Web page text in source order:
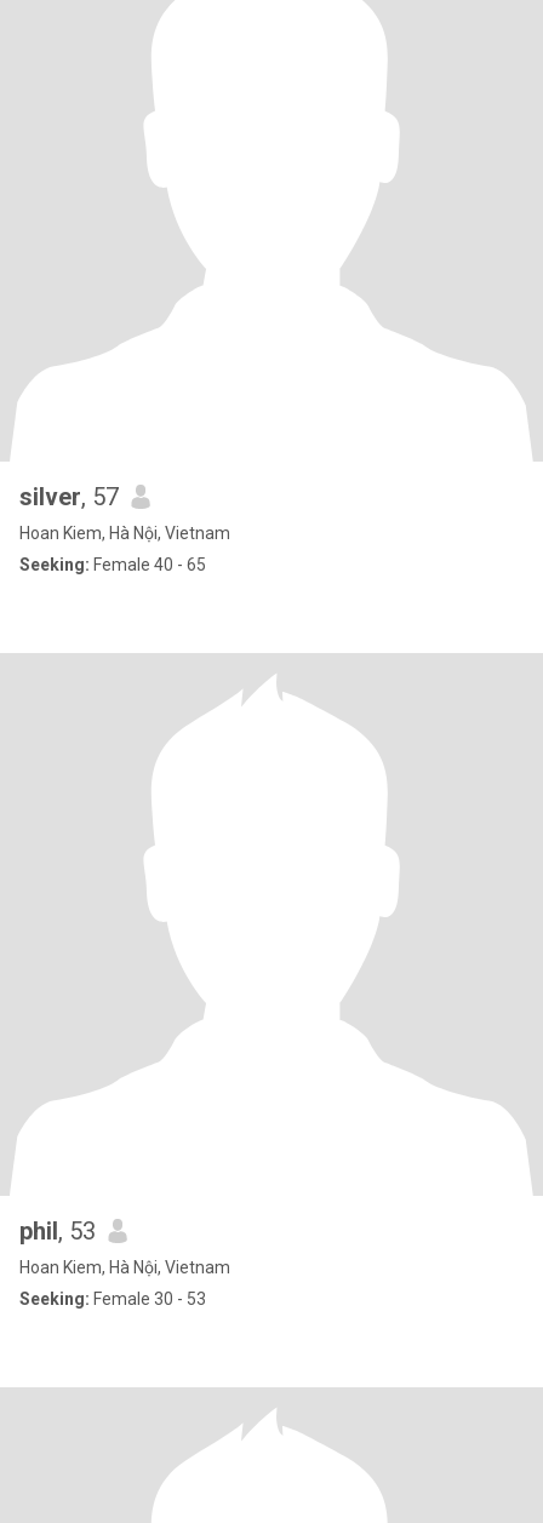
silver, 57
Hoan Kiem, Hà Nội, Vietnam
Seeking: Female 40 - 65
phil, 53
Hoan Kiem, Hà Nội, Vietnam
Seeking: Female 30 - 53